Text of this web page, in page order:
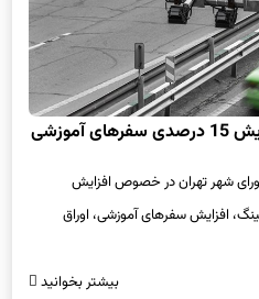
شهر تهران در خصوص افزایش
افزایش سفرهای آموزشی، اوراق
بیشتر بخوانید